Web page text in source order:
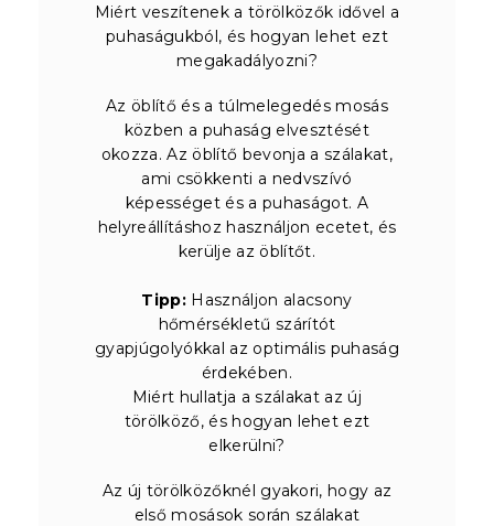
Miért veszítenek a törölközők idővel a
puhaságukból, és hogyan lehet ezt
megakadályozni?
Az öblítő és a túlmelegedés mosás
közben a puhaság elvesztését
okozza. Az öblítő bevonja a szálakat,
ami csökkenti a nedvszívó
képességet és a puhaságot. A
helyreállításhoz használjon ecetet, és
kerülje az öblítőt.
Tipp: Használjon alacsony
hőmérsékletű szárítót
gyapjúgolyókkal az optimális puhaság
érdekében.
Miért hullatja a szálakat az új
törölköző, és hogyan lehet ezt
elkerülni?
Az új törölközőknél gyakori, hogy az
első mosások során szálakat